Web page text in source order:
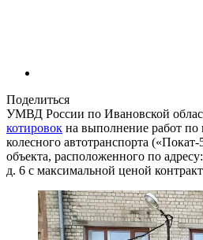
Поделиться
УМВД России по Ивановской
котировок на выполнение работ по
колесного автотранспорта
объекта, расположенного по
д. 6 с максимальной ценой